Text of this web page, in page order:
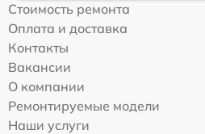
Стоимость ремонта
Оплата и доставка
Контакты
Вакансии
О компании
Ремонтируемые модели
Наши услуги